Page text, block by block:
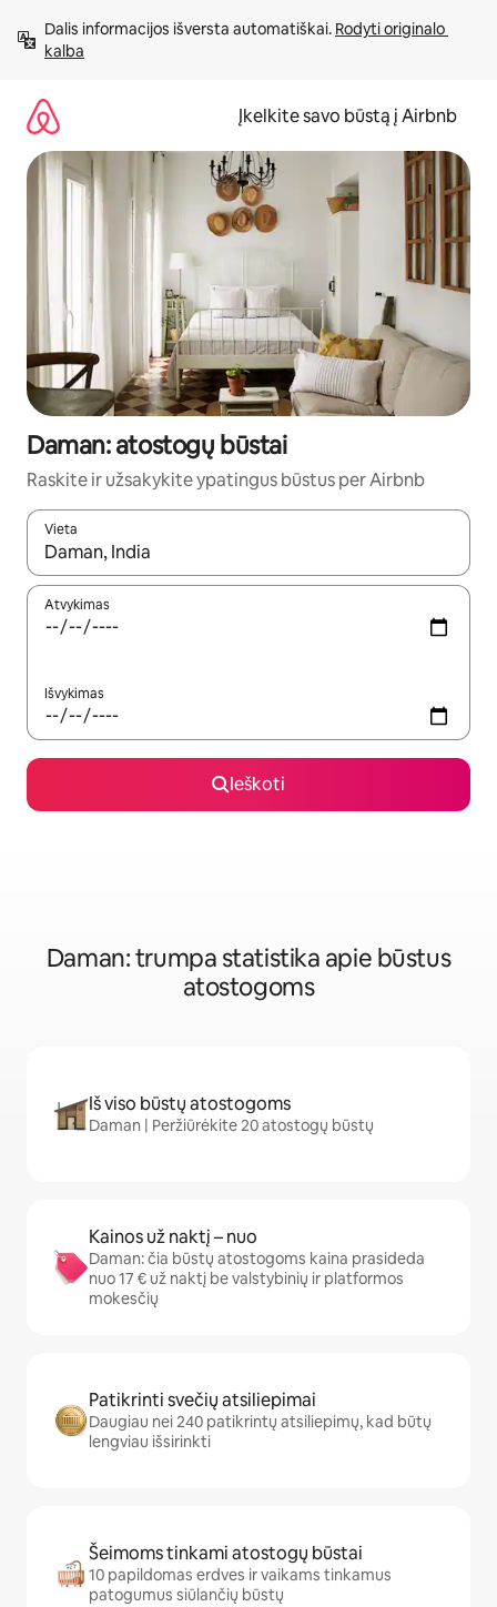
prie
turinio
Dalis informacijos išversta automatiškai. Rodyti originalo
kalba
Įkelkite savo būstą į Airbnb
Daman: atostogų būstai
Raskite ir užsakykite ypatingus būstus per Airbnb
Vieta
Kai pasirodys paieškos rezultatai, juos naršyti galite
Atvykimas
Išvykimas
Ieškoti
Daman: trumpa statistika apie būstus
atostogoms
Iš viso būstų atostogoms
Daman | Peržiūrėkite 20 atostogų būstų
Kainos už naktį – nuo
Daman: čia būstų atostogoms kaina prasideda
nuo 17 € už naktį be valstybinių ir platformos
mokesčių
Patikrinti svečių atsiliepimai
Daugiau nei 240 patikrintų atsiliepimų, kad būtų
lengviau išsirinkti
Šeimoms tinkami atostogų būstai
10 papildomas erdves ir vaikams tinkamus
patogumus siūlančių būstų